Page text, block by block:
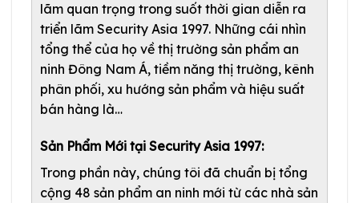
lãm quan trọng trong suốt thời gian diễn ra
triển lãm Security Asia 1997. Những cái nhìn
tổng thể của họ về thị trường sản phẩm an
ninh Đông Nam Á, tiềm năng thị trường, kênh
phân phối, xu hướng sản phẩm và hiệu suất
bán hàng là…
Sản Phẩm Mới tại Security Asia 1997:
Trong phần này, chúng tôi đã chuẩn bị tổng
cộng 48 sản phẩm an ninh mới từ các nhà sản